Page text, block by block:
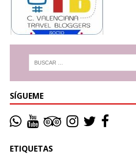
SÍGUEME
ETIQUETAS